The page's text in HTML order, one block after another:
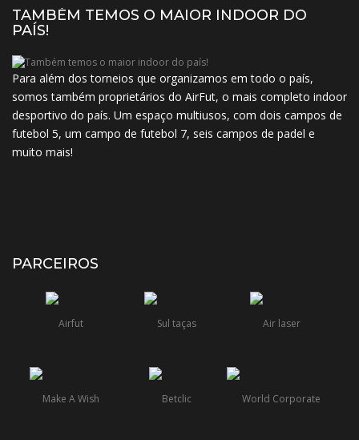
TAMBÉM TEMOS O MAIOR INDOOR DO
PAÍS!
Para além dos torneios que organizamos em todo o país,
somos também proprietários do AirFut, o mais completo indoor
desportivo do país. Um espaço multiusos, com dois campos de
futebol 5, um campo de futebol 7, seis campos de padel e
muito mais!
PARCEIROS